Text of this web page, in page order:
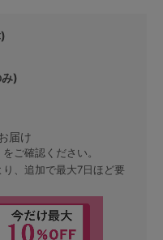
)
届け
ご確認ください。
、追加で最大7日ほど要